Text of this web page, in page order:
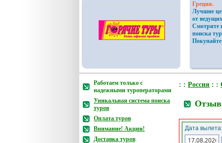
Греция.
Лучшие
от
Смотрите
поиска
Работаем только с
надежными туроператорами
Уникальная система поиска
туров
Оплата туров
Внимание! Акции!
Доставка туров
: : Россия : :
Дата вылета: